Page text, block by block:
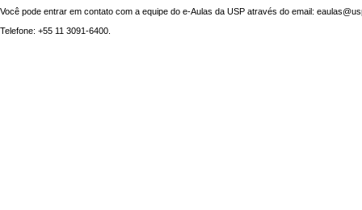
Você pode entrar em contato com a equipe do e-Aulas da USP através do email:
Telefone: +55 11 3091-6400.